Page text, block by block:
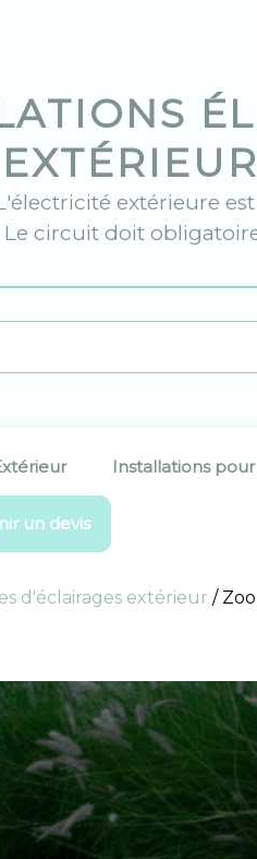
extérieure
circuit doit
Installations
un devis
d'éclairages extérieur /